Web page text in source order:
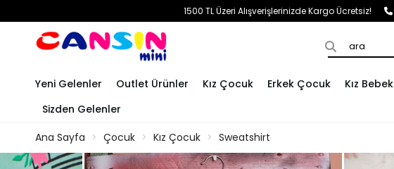
1500 TL Üzeri Alışverişlerinizde Kargo Ücretsiz!
Yeni Gelenler Outlet Ürünler Kız Çocuk Erkek Çocuk Kız Bebek
Sizden Gelenler
Ana Sayfa
Çocuk Kız Çocuk Sweatshirt